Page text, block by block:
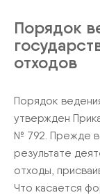
Порядок
отходов
Порядок
утвержден
№ 792. Прежде
результате
отходы,
Что касается